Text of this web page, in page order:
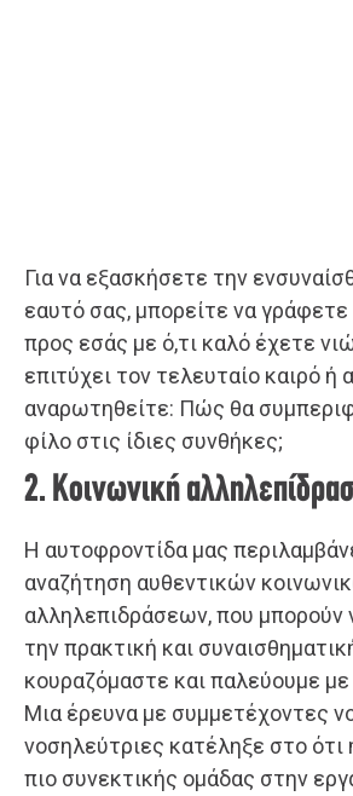
Για να εξασκήσετε την
εαυτό σας, μπορείτε να
προς εσάς με ό,τι καλό έχετε
επιτύχει τον τελευταίο καιρό ή
αναρωτηθείτε: Πώς θα
φίλο στις ίδιες συνθήκες;
2. Κοινωνική
Η αυτοφροντίδα μας
αναζήτηση αυθεντικών
αλληλεπιδράσεων, που μπορούν
την πρακτική και
κουραζόμαστε και παλεύουμε
Μια έρευνα με συμμετέχοντες
νοσηλεύτριες κατέληξε στο ότι
πιο συνεκτικής ομάδας στην